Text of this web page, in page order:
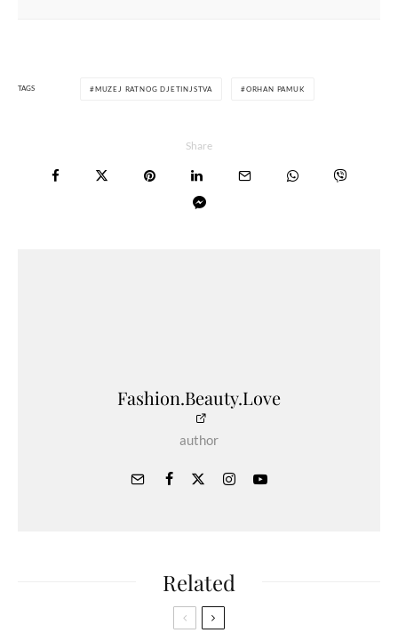
TAGS MUZEJ RATNOG DJETINJSTVA ORHAN PAMUK
Share
Fashion.Beauty.Love
author
Related